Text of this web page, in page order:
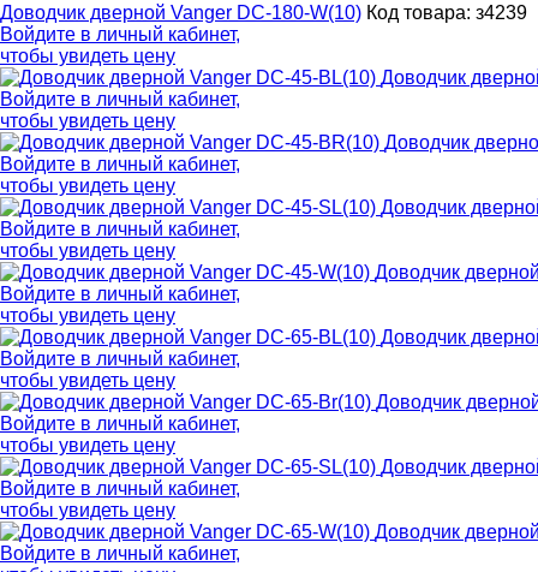
Доводчик дверной Vanger DC-180-W(10) Код товара: з4239
Войдите в личный кабинет,
чтобы увидеть цену
Доводчик
Войдите в личный кабинет,
чтобы увидеть цену
Доводчик
Войдите в личный кабинет,
чтобы увидеть цену
Доводчик
Войдите в личный кабинет,
чтобы увидеть цену
Доводчик
Войдите в личный кабинет,
чтобы увидеть цену
Доводчик
Войдите в личный кабинет,
чтобы увидеть цену
Доводчик
Войдите в личный кабинет,
чтобы увидеть цену
Доводчик
Войдите в личный кабинет,
чтобы увидеть цену
Доводчик
Войдите в личный кабинет,